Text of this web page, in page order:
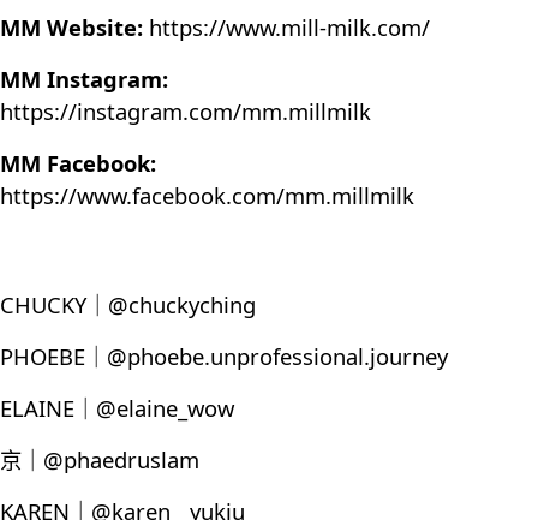
MM Website: https://www.mill-milk.com/
MM Instagram:
https://instagram.com/mm.millmilk
MM Facebook:
https://www.facebook.com/mm.millmilk
CHUCKY｜@chuckyching
PHOEBE｜@phoebe.unprofessional.journey
ELAINE｜@elaine_wow
京｜@phaedruslam
KAREN｜@karen__yukiu